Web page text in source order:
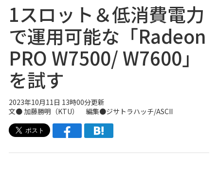
1スロット＆低消費電力
で運用可能な「Radeon
PRO W7500/ W7600」
を試す
2023年10月11日 13時00分更新
文● 加藤勝明（KTU） 編集●ジサトラハッチ/ASCII